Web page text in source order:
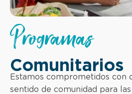
Programas
Comunitarios
Estamos comprometidos con
sentido de comunidad para